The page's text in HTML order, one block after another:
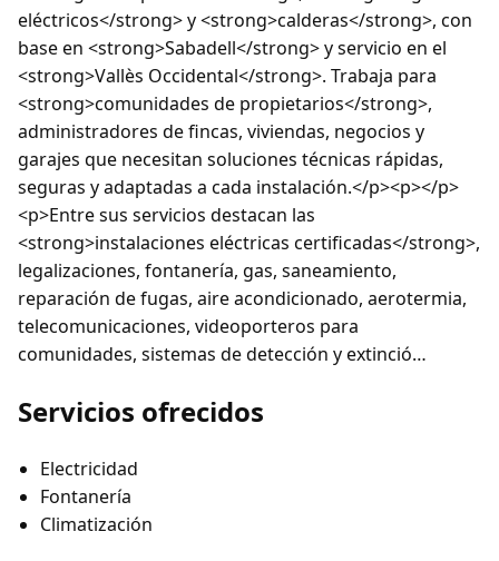
eléctricos</strong> y <strong>calderas</strong>, con
base en <strong>Sabadell</strong> y servicio en el
<strong>Vallès Occidental</strong>. Trabaja para
<strong>comunidades de propietarios</strong>,
administradores de fincas, viviendas, negocios y
garajes que necesitan soluciones técnicas rápidas,
seguras y adaptadas a cada instalación.</p><p></p>
<p>Entre sus servicios destacan las
<strong>instalaciones eléctricas certificadas</strong>,
legalizaciones, fontanería, gas, saneamiento,
reparación de fugas, aire acondicionado, aerotermia,
telecomunicaciones, videoporteros para
comunidades, sistemas de detección y extinció…
Servicios ofrecidos
Electricidad
Fontanería
Climatización